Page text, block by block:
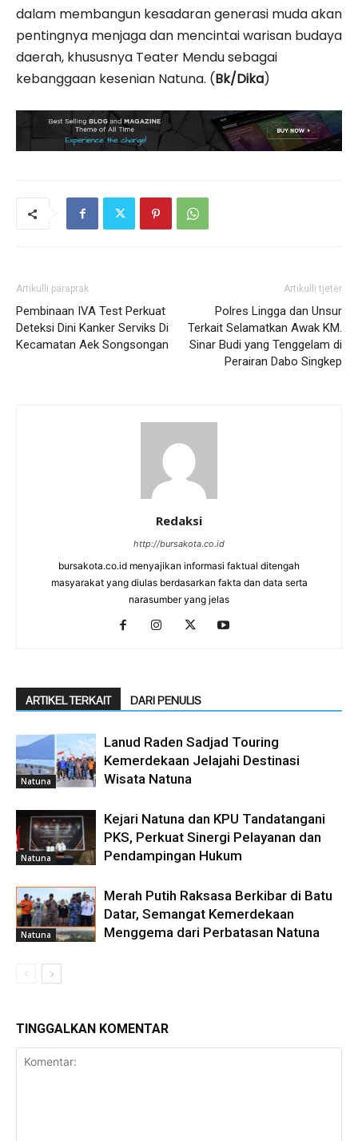
dalam membangun kesadaran generasi muda akan
pentingnya menjaga dan mencintai warisan budaya
daerah, khususnya Teater Mendu sebagai
kebanggaan kesenian Natuna. (Bk/Dika)
Artikulli paraprak
Pembinaan IVA Test Perkuat
Deteksi Dini Kanker Serviks Di
Kecamatan Aek Songsongan
Artikulli tjetër
Polres Lingga dan Unsur
Terkait Selamatkan Awak KM.
Sinar Budi yang Tenggelam di
Perairan Dabo Singkep
Redaksi
http://bursakota.co.id
bursakota.co.id menyajikan informasi faktual ditengah
masyarakat yang diulas berdasarkan fakta dan data serta
narasumber yang jelas
ARTIKEL TERKAIT DARI PENULIS
Natuna
Lanud Raden Sadjad Touring
Kemerdekaan Jelajahi Destinasi
Wisata Natuna
Natuna
Kejari Natuna dan KPU Tandatangani
PKS, Perkuat Sinergi Pelayanan dan
Pendampingan Hukum
Natuna
Merah Putih Raksasa Berkibar di Batu
Datar, Semangat Kemerdekaan
Menggema dari Perbatasan Natuna
TINGGALKAN KOMENTAR